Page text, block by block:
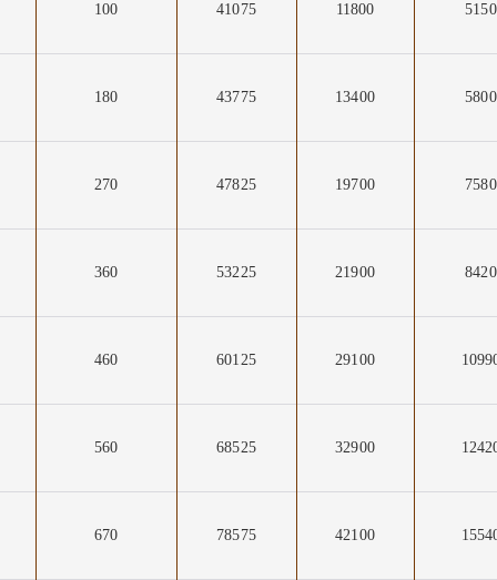
100 41075 11800 5150
180 43775 13400 5800
270 47825 19700 7580
360 53225 21900 8420
460 60125 29100
560 68525 32900
670 78575 42100